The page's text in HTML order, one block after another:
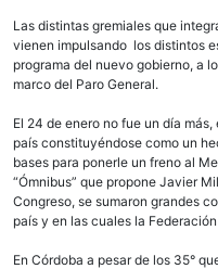
Las distintas gremiales que
vienen impulsando los distintos
programa del nuevo gobierno, a
marco del Paro General.
El 24 de enero no fue un día
país constituyéndose como un
bases para ponerle un freno al
“Ómnibus” que propone Javier
Congreso, se sumaron grandes
país y en las cuales la
En Córdoba a pesar de los 35°